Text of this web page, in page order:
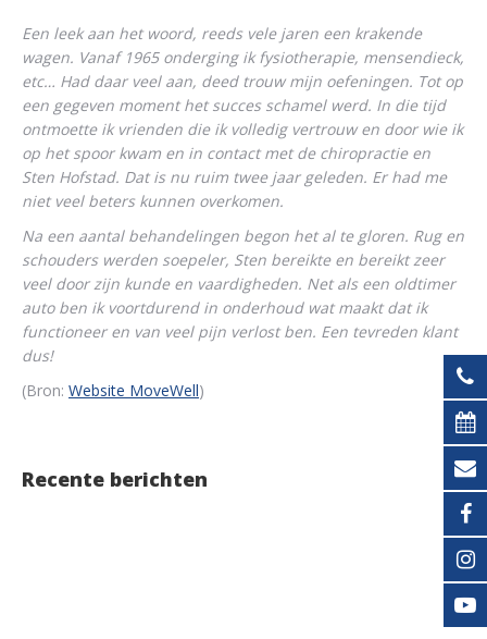
Een leek aan het woord, reeds vele jaren een krakende
wagen. Vanaf 1965 onderging ik fysiotherapie, mensendieck,
etc… Had daar veel aan, deed trouw mijn oefeningen. Tot op
een gegeven moment het succes schamel werd. In die tijd
ontmoette ik vrienden die ik volledig vertrouw en door wie ik
op het spoor kwam en in contact met de chiropractie en
Sten Hofstad. Dat is nu ruim twee jaar geleden. Er had me
niet veel beters kunnen overkomen.
Na een aantal behandelingen begon het al te gloren. Rug en
schouders werden soepeler, Sten bereikte en bereikt zeer
veel door zijn kunde en vaardigheden. Net als een oldtimer
auto ben ik voortdurend in onderhoud wat maakt dat ik
functioneer en van veel pijn verlost ben. Een tevreden klant
dus!
(Bron: Website MoveWell)
Recente berichten